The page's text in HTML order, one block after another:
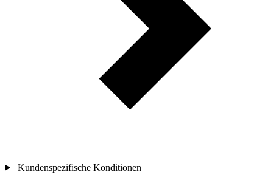
Kundenspezifische Konditionen